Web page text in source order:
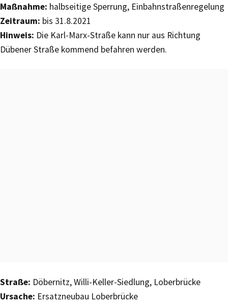
Maßnahme: halbseitige Sperrung, Einbahnstraßenregelung
Zeitraum: bis 31.8.2021
Hinweis: Die Karl-Marx-Straße kann nur aus Richtung
Dübener Straße kommend befahren werden.
Straße: Döbernitz, Willi-Keller-Siedlung, Loberbrücke
Ursache: Ersatzneubau Loberbrücke